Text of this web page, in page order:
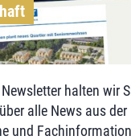
halten wir
alle News aus der
und